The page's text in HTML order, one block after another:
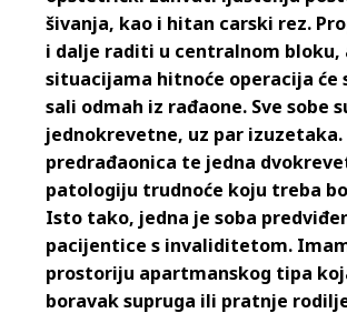
šivanja, kao i hitan carski rez.
i dalje raditi u centralnom bloku,
situacijama hitnoće operacija će
sali odmah iz rađaone. Sve sobe
jednokrevetne, uz par izuzetaka.
predrađaonica te jedna
patologiju trudnoće koju treba
Isto tako, jedna je soba
pacijentice s invaliditetom.
prostoriju apartmanskog tipa
boravak supruga ili pratnje